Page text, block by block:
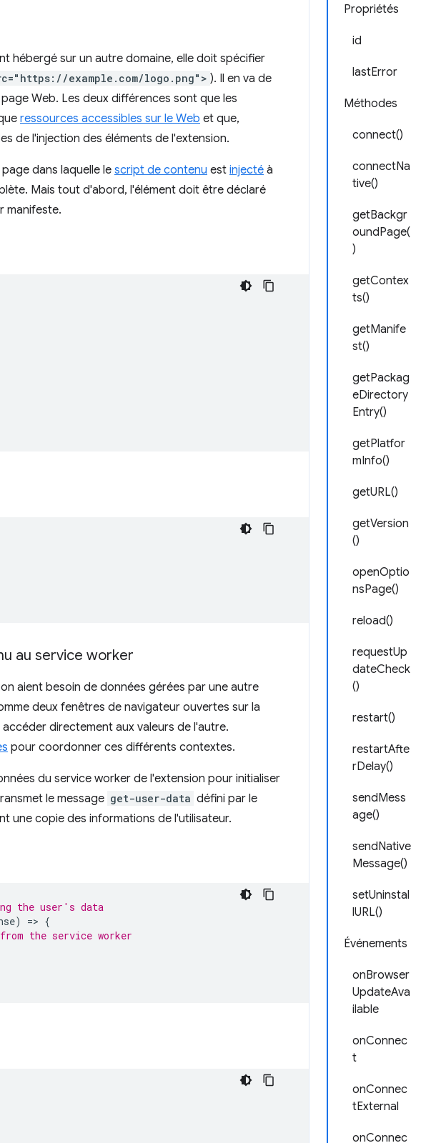
Propriétés
id
lastError
Méthodes
connect()
connectNa
tive()
getBackgr
oundPage(
)
getContex
ts()
getManife
st()
getPackag
eDirectory
Entry()
getPlatfor
mInfo()
getURL()
getVersion
()
openOptio
nsPage()
reload()
requestUp
dateCheck
()
restart()
restartAfte
rDelay()
sendMess
age()
sendNative
Message()
setUninstal
lURL()
Événements
onBrowser
UpdateAva
ilable
onConnec
t
onConnec
tExternal
onConnec
hébergé sur un autre domaine, elle doit spécifier
example.com/logo.png"> ). Il en va de
Web. Les deux différences sont que les
ressources accessibles sur le Web et que,
de l'injection des éléments de l'extension.
page dans laquelle lescript de contenu est injecté à
Mais tout d'abord, l'élément doit être déclaré
manifeste.
au service worker
aient besoin de données gérées par une autre
deux fenêtres de navigateur ouvertes sur la
directement aux valeurs de l'autre.
pour coordonner ces différents contextes.
du service worker de l'extension pour initialiser
le message get-user-data défini par le
une copie des informations de l'utilisateur.
the user's data
) => {
the service worker